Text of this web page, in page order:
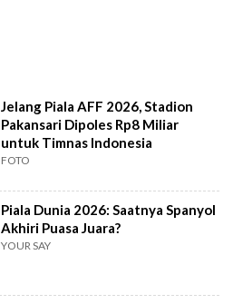
Jelang Piala AFF 2026, Stadion
Pakansari Dipoles Rp8 Miliar
untuk Timnas Indonesia
FOTO
Piala Dunia 2026: Saatnya Spanyol
Akhiri Puasa Juara?
YOUR SAY